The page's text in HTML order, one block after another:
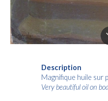
Description
Magnifique huile sur
Very beautiful oil on